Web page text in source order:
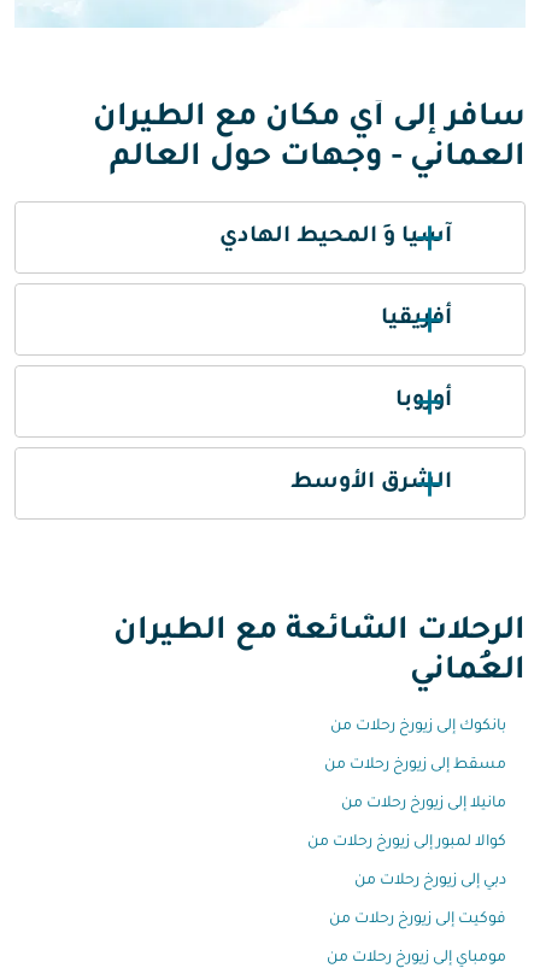
سافر إلى أي مكان مع الطيران
العماني - وجهات حول العالم
آسيا وَ المحيط الهادي
أفريقيا
أوروبا
الشرق الأوسط
الرحلات الشائعة مع الطيران
العُماني
بانكوك إلى زيورخ رحلات من
مسقط إلى زيورخ رحلات من
مانيلا إلى زيورخ رحلات من
كوالا لمبور إلى زيورخ رحلات من
دبي إلى زيورخ رحلات من
فوكيت إلى زيورخ رحلات من
مومباي إلى زيورخ رحلات من